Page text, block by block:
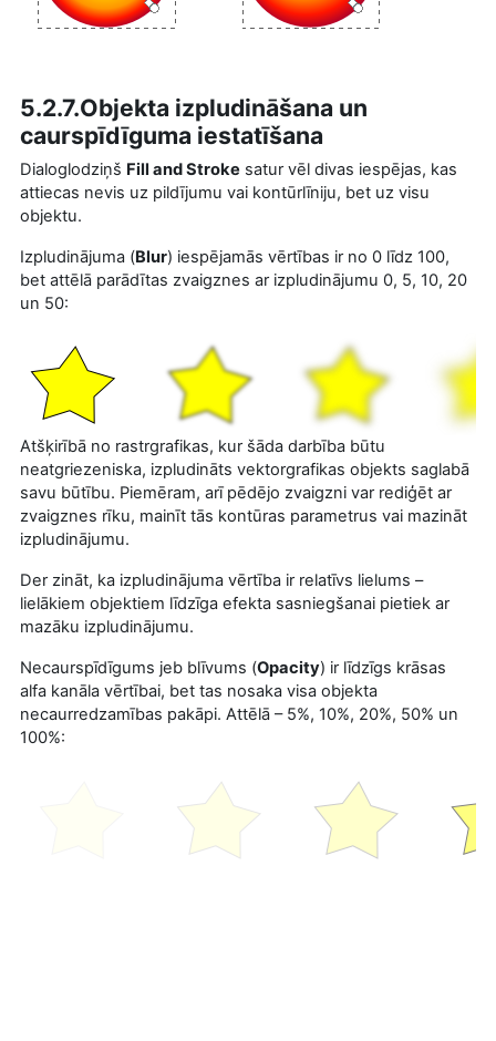
5.2.7.Objekta izpludināšana un
caurspīdīguma iestatīšana
Dialoglodziņš Fill and Stroke satur vēl divas iespējas, kas
attiecas nevis uz pildījumu vai kontūrlīniju, bet uz visu
objektu.
Izpludinājuma (Blur) iespējamās vērtības ir no 0 līdz 100,
bet attēlā parādītas zvaigznes ar izpludinājumu 0, 5, 10, 20
un 50:
Atšķirībā no rastrgrafikas, kur šāda darbība būtu
neatgriezeniska, izpludināts vektorgrafikas objekts saglabā
savu būtību. Piemēram, arī pēdējo zvaigzni var rediģēt ar
zvaigznes rīku, mainīt tās kontūras parametrus vai mazināt
izpludinājumu.
Der zināt, ka izpludinājuma vērtība ir relatīvs lielums –
lielākiem objektiem līdzīga efekta sasniegšanai pietiek ar
mazāku izpludinājumu.
Necaurspīdīgums jeb blīvums (Opacity) ir līdzīgs krāsas
alfa kanāla vērtībai, bet tas nosaka visa objekta
necaurredzamības pakāpi. Attēlā – 5%, 10%, 20%, 50% un
100%: